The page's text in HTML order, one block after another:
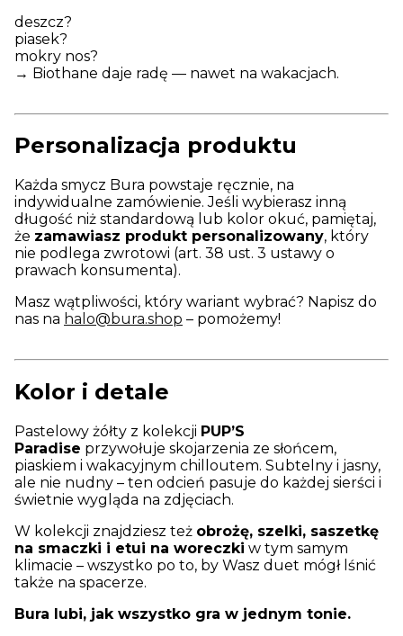
deszcz?
piasek?
mokry nos?
→ Biothane daje radę — nawet na wakacjach.
Personalizacja produktu
Każda smycz Bura powstaje ręcznie, na
indywidualne zamówienie. Jeśli wybierasz inną
długość niż standardową lub kolor okuć, pamiętaj,
że zamawiasz produkt personalizowany, który
nie podlega zwrotowi (art. 38 ust. 3 ustawy o
prawach konsumenta).
Masz wątpliwości, który wariant wybrać? Napisz do
nas na halo@bura.shop – pomożemy!
Kolor i detale
Pastelowy żółty z kolekcji PUP’S
Paradise przywołuje skojarzenia ze słońcem,
piaskiem i wakacyjnym chilloutem. Subtelny i jasny,
ale nie nudny – ten odcień pasuje do każdej sierści i
świetnie wygląda na zdjęciach.
W kolekcji znajdziesz też obrożę, szelki, saszetkę
na smaczki i etui na woreczki w tym samym
klimacie – wszystko po to, by Wasz duet mógł lśnić
także na spacerze.
Bura lubi, jak wszystko gra w jednym tonie.